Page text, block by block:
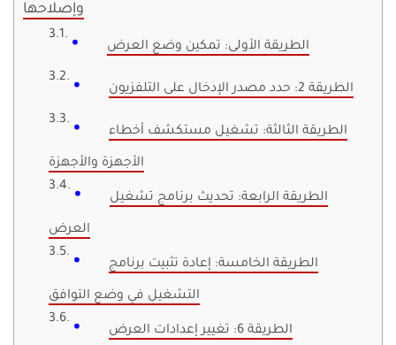
وإصلاحها
الطريقة الأولى: تمكين وضع العرض
الطريقة 2: حدد مصدر الإدخال على التلفزيون
الطريقة الثالثة: تشغيل مستكشف أخطاء
الأجهزة والأجهزة
الطريقة الرابعة: تحديث برنامج تشغيل
العرض
الطريقة الخامسة: إعادة تثبيت برنامج
التشغيل في وضع التوافق
الطريقة 6: تغيير إعدادات العرض